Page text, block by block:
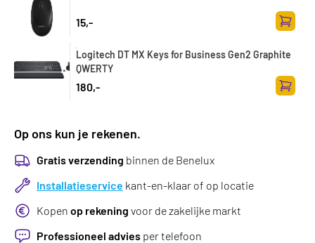
15,-
Logitech DT MX Keys for Business Gen2 Graphite
QWERTY
180,-
Op ons kun je rekenen.
Gratis verzending binnen de Benelux
Installatieservice kant-en-klaar of op locatie
Kopen op rekening voor de zakelijke markt
Professioneel advies per telefoon